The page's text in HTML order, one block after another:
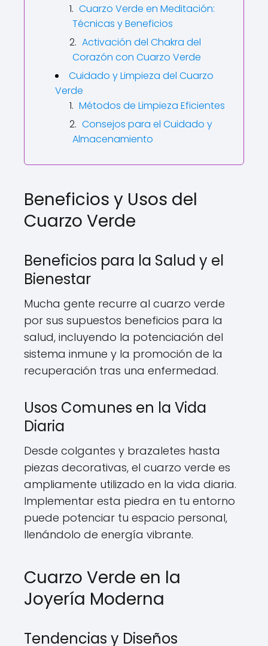
Cuarzo Verde en Meditación:
Técnicas y Beneficios
Activación del Chakra del
Corazón con Cuarzo Verde
Cuidado y Limpieza del Cuarzo
Verde
Métodos de Limpieza Eficientes
Consejos para el Cuidado y
Almacenamiento
Beneficios y Usos del
Cuarzo Verde
Beneficios para la Salud y el
Bienestar
Mucha gente recurre al cuarzo verde
por sus supuestos beneficios para la
salud, incluyendo la potenciación del
sistema inmune y la promoción de la
recuperación tras una enfermedad.
Usos Comunes en la Vida
Diaria
Desde colgantes y brazaletes hasta
piezas decorativas, el cuarzo verde es
ampliamente utilizado en la vida diaria.
Implementar esta piedra en tu entorno
puede potenciar tu espacio personal,
llenándolo de energía vibrante.
Cuarzo Verde en la
Joyería Moderna
Tendencias y Diseños